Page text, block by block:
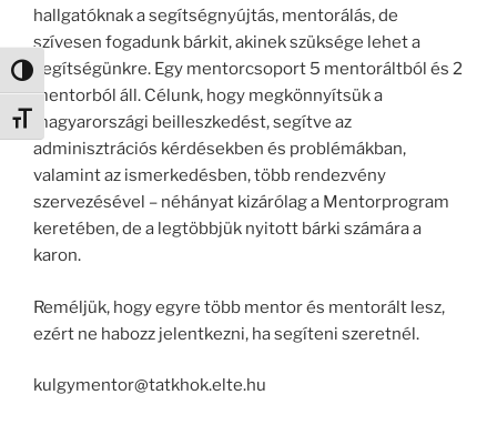
Nagy kontraszt váltása
Betűméret váltása
hallgatóknak a segítségnyújtás, mentorálás, de
szívesen fogadunk bárkit, akinek szüksége lehet a
segítségünkre. Egy mentorcsoport 5 mentoráltból és 2
mentorból áll. Célunk, hogy megkönnyítsük a
magyarországi beilleszkedést, segítve az
adminisztrációs kérdésekben és problémákban,
valamint az ismerkedésben, több rendezvény
szervezésével – néhányat kizárólag a Mentorprogram
keretében, de a legtöbbjük nyitott bárki számára a
karon.
Reméljük, hogy egyre több mentor és mentorált lesz,
ezért ne habozz jelentkezni, ha segíteni szeretnél.
kulgymentor@tatkhok.elte.hu